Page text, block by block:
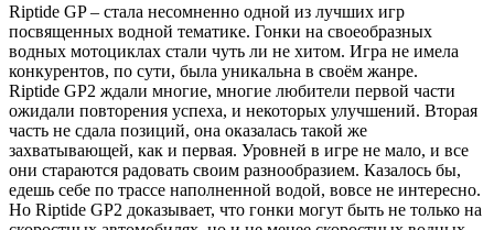
Riptide GP – стала несомненно одной из лучших игр
посвященных водной тематике. Гонки на своеобразных
водных мотоциклах стали чуть ли не хитом. Игра не имела
конкурентов, по сути, была уникальна в своём жанре.
Riptide GP2 ждали многие, многие любители первой части
ожидали повторения успеха, и некоторых улучшений. Вторая
часть не сдала позиций, она оказалась такой же
захватывающей, как и первая. Уровней в игре не мало, и все
они стараются радовать своим разнообразием. Казалось бы,
едешь себе по трассе наполненной водой, вовсе не интересно.
Но Riptide GP2 доказывает, что гонки могут быть не только на